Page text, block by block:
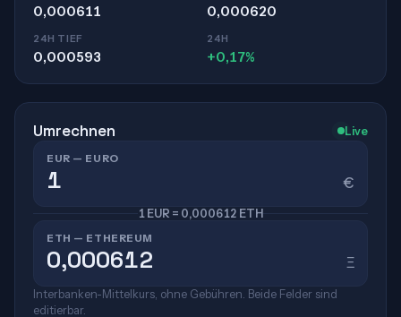
0,000611 0,000620
24H TIEF
0,000593
24H
+0,17%
Umrechnen Live
EUR — EURO
€
1 EUR = 0,000612 ETH
ETH — ETHEREUM
Ξ
Interbanken-Mittelkurs, ohne Gebühren. Beide Felder sind
editierbar.